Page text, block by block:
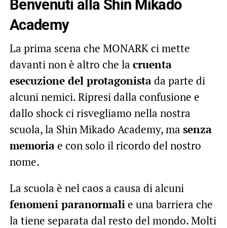
Benvenuti alla Shin Mikado
Academy
La prima scena che MONARK ci mette
davanti non è altro che la cruenta
esecuzione del protagonistada parte di
alcuni nemici. Ripresi dalla confusione e
dallo shock ci risvegliamo nella nostra
scuola, la Shin Mikado Academy, ma senza
memoriae con solo il ricordo del nostro
nome.
La scuola è nel caos a causa di alcuni
fenomeni paranormalie una barriera che
la tiene separata dal resto del mondo. Molti